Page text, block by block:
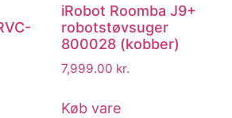
iRobot Roomba J9+
robotstøvsuger
800028 (kobber)
7,999.00 kr.
Køb vare